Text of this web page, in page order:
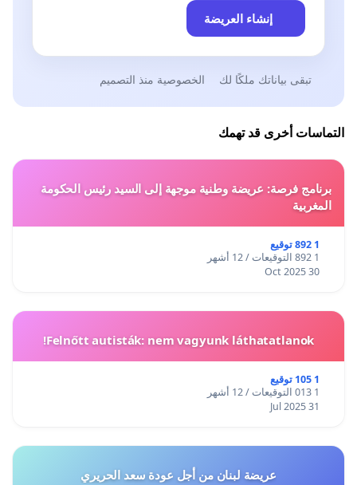
إنشاء العريضة
تبقى بياناتك ملكًا لك الخصوصية منذ التصميم
التماسات أخرى قد تهمك
برنامج فرصة: عريضة وطنية موجهة إلى السيد رئيس الحكومة
المغربية
1 892 توقيع
1 892 التوقيعات / 12 أشهر
30 Oct 2025
Felnőtt autisták: nem vagyunk láthatatlanok!
1 105 توقيع
1 013 التوقيعات / 12 أشهر
31 Jul 2025
عريضة لبنان من أجل عودة سعد الحريري